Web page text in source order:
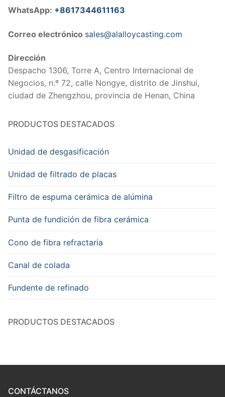
WhatsApp: +8617344611163
Correo electrónico sales@alalloycasting.com
Dirección
Despacho 1306, Torre A, Centro Internacional de
Negocios, n.º 72, calle Nongye, distrito de Jinshui,
ciudad de Zhengzhou, provincia de Henan, China
PRODUCTOS DESTACADOS
Unidad de desgasificación
Unidad de filtrado de placas
Filtro de espuma cerámica de alúmina
Punta de fundición de fibra cerámica
Cono de fibra refractaria
Canal de colada
Fundente de refinado
PRODUCTOS DESTACADOS
CONTÁCTANOS